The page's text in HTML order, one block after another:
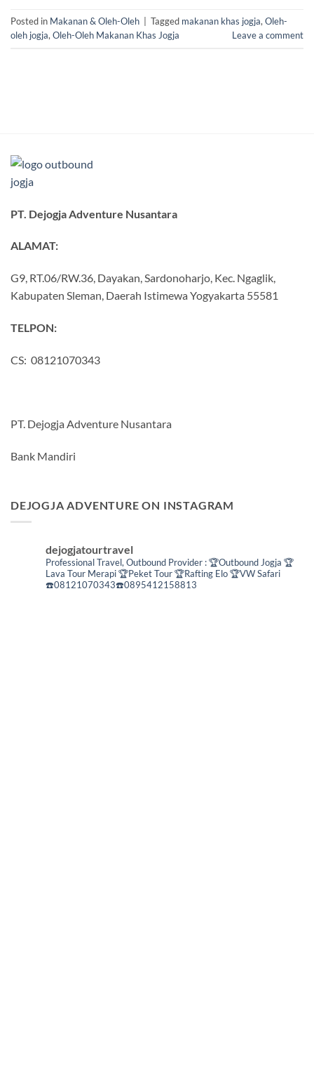
Posted in Makanan & Oleh-Oleh Tagged makanan khas jogja, Oleh-
oleh jogja, Oleh-Oleh Makanan Khas Jogja Leave a comment
PT. Dejogja Adventure Nusantara
ALAMAT:
G9, RT.06/RW.36, Dayakan, Sardonoharjo, Kec. Ngaglik,
Kabupaten Sleman, Daerah Istimewa Yogyakarta 55581
TELPON:
CS: 08121070343
PT. Dejogja Adventure Nusantara
Bank Mandiri
DEJOGJA ADVENTURE ON INSTAGRAM
dejogjatourtravel
Professional Travel,Outbound Provider :🏆Outbound Jogja 🏆
Lava Tour Merapi🏆Peket Tour🏆Rafting Elo🏆VW Safari
☎️08121070343☎️0895412158813